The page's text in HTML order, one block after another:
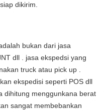
dikirim.
bukan dari jasa
dll . jasa ekspedsi yang
truck atau pick up .
ekspedisi seperti POS dll
dihitung menggunkana berat
sangat membebankan